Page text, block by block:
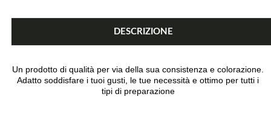
DESCRIZIONE
Un prodotto di qualità per via della sua consistenza e colorazione.
Adatto soddisfare i tuoi gusti, le tue necessità e ottimo per tutti i
tipi di preparazione